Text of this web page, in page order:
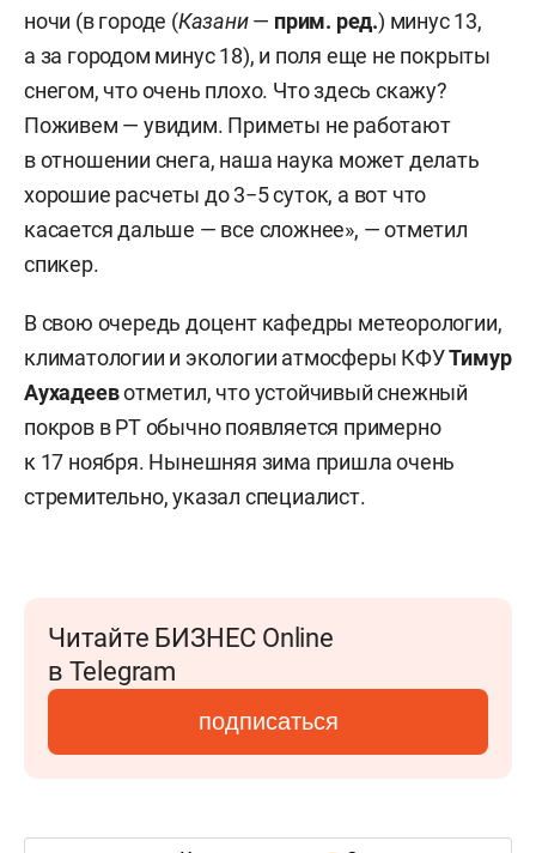
ночи (в городе (Казани— прим. ред.) минус 13,
а за городом минус 18), и поля еще не покрыты
снегом, что очень плохо. Что здесь скажу?
Поживем — увидим. Приметы не работают
в отношении снега, наша наука может делать
хорошие расчеты до 3−5 суток, а вот что
касается дальше — все сложнее», — отметил
спикер.
В свою очередь доцент кафедры метеорологии,
климатологии и экологии атмосферы КФУТимур
Аухадеевотметил, что устойчивый снежный
покров в РТ обычно появляется примерно
к 17 ноября. Нынешняя зима пришла очень
стремительно, указал специалист.
Читайте БИЗНЕС Online
в Telegram
подписаться